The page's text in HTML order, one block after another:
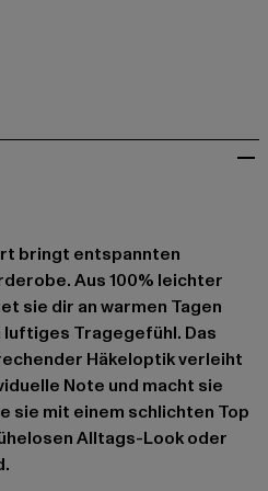
bringt entspannten
Aus 100% leichter
sie dir an warmen Tagen
Tragegefühl. Das
Häkeloptik verleiht
Note und macht sie
sie mit einem schlichten Top
Alltags-Look oder